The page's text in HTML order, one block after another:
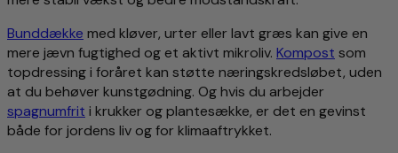
Bunddække med kløver, urter eller lavt græs kan give en
mere jævn fugtighed og et aktivt mikroliv. Kompost som
topdressing i foråret kan støtte næringskredsløbet, uden
at du behøver kunstgødning. Og hvis du arbejder
spagnumfrit i krukker og plantesække, er det en gevinst
både for jordens liv og for klimaaftrykket.